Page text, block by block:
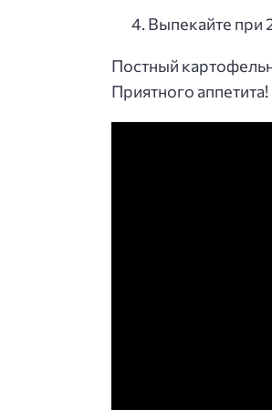
Выпекайте при
Постный
Приятного аппетита!